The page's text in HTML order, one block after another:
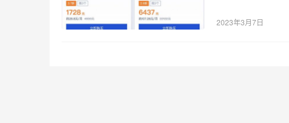
2023年3月7日